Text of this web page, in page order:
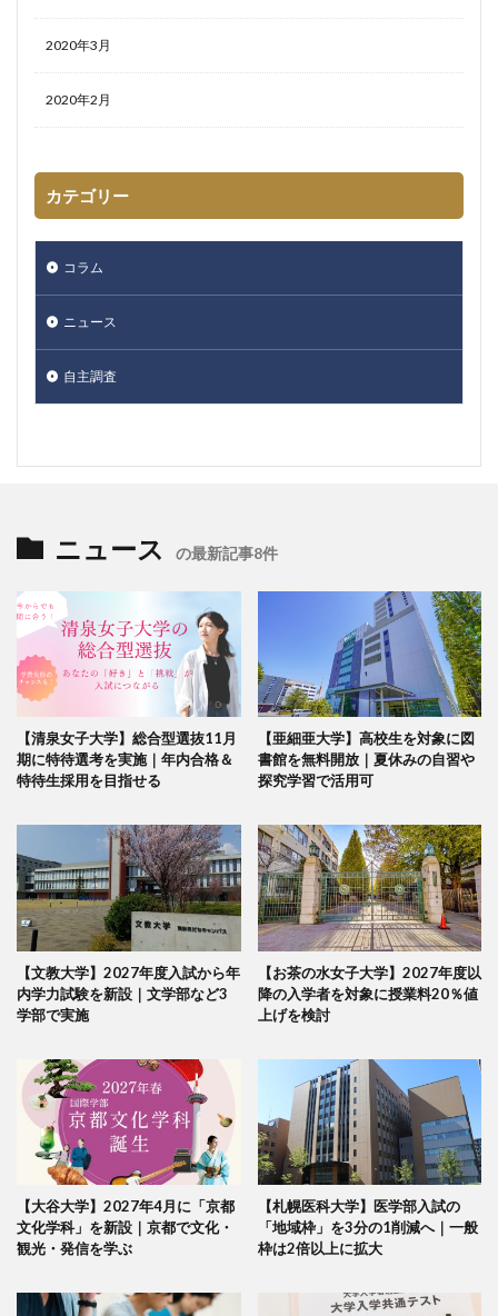
2020年3月
2020年2月
カテゴリー
コラム
ニュース
自主調査
ニュース の最新記事8件
【清泉女子大学】総合型選抜11月
期に特待選考を実施｜年内合格＆
特待生採用を目指せる
【亜細亜大学】高校生を対象に図
書館を無料開放｜夏休みの自習や
探究学習で活用可
【文教大学】2027年度入試から年
内学力試験を新設｜文学部など3
学部で実施
【お茶の水女子大学】2027年度以
降の入学者を対象に授業料20％値
上げを検討
【大谷大学】2027年4月に「京都
文化学科」を新設｜京都で文化・
観光・発信を学ぶ
【札幌医科大学】医学部入試の
「地域枠」を3分の1削減へ｜一般
枠は2倍以上に拡大